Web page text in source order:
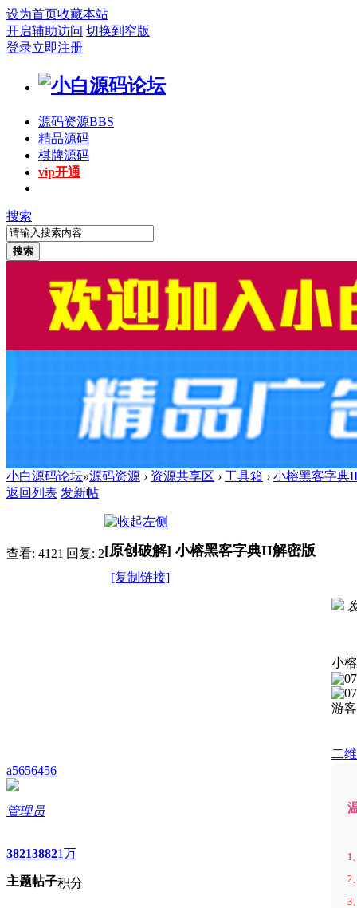
设为首页收藏本站
开启辅助访问 切换到窄版
登录立即注册
源码资源BBS
精品源码
棋牌源码
vip开通
搜索
搜索
小白源码论坛»源码资源 › 资源共享区 › 工具箱 › 小榕黑客字典
返回列表 发新帖
查看: 4121 回复: 2[原创破解] 小榕黑客字典II解密版
[复制链接]
a5656456
管理员
3821
主题
3882
帖子
1万
积分
小
游
二
1
2
3